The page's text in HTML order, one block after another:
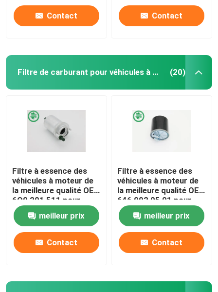
Contact Contact
Filtre de carburant pour véhicules à moteur (20)
Filtre à essence des
véhicules à moteur de
la meilleure qualité OE :
6Q0 201 511 pour
Audi, VW (00-18),
SEAT
meilleur prix
Contact
Filtre à essence des
véhicules à moteur de
la meilleure qualité OE :
646 092 05 01 pour
MERCEDES-BENZ,
SMARTmeilleur prix
Contact